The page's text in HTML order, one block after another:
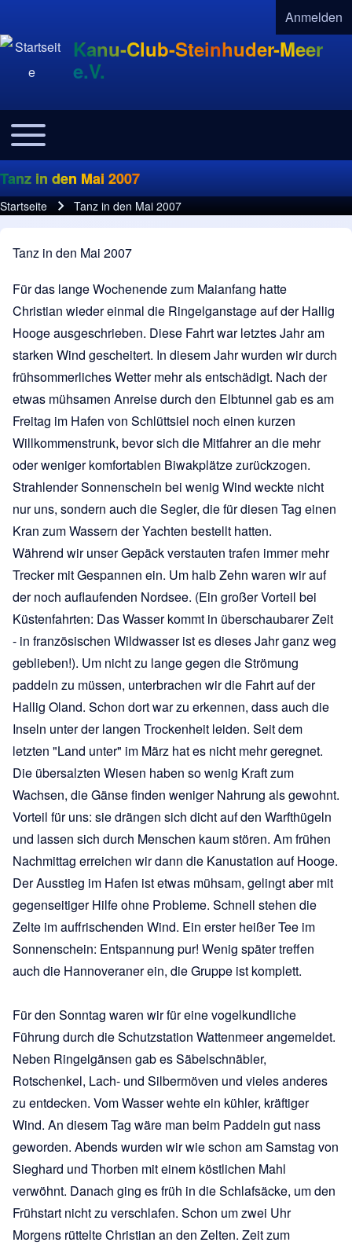
User
Anmelden
Kanu-Club-Steinhuder-Meer
e.V.
Navigation
Toggle main menu
Tanz in den Mai 2007
Pfadnavigation
Startseite Tanz in den Mai 2007
Tanz in den Mai 2007
Für das lange Wochenende zum Maianfang hatte
Christian wieder einmal die Ringelganstage auf der Hallig
Hooge ausgeschrieben. Diese Fahrt war letztes Jahr am
starken Wind gescheitert. In diesem Jahr wurden wir durch
frühsommerliches Wetter mehr als entschädigt. Nach der
etwas mühsamen Anreise durch den Elbtunnel gab es am
Freitag im Hafen von Schlüttsiel noch einen kurzen
Willkommenstrunk, bevor sich die Mitfahrer an die mehr
oder weniger komfortablen Biwakplätze zurückzogen.
Strahlender Sonnenschein bei wenig Wind weckte nicht
nur uns, sondern auch die Segler, die für diesen Tag einen
Kran zum Wassern der Yachten bestellt hatten.
Während wir unser Gepäck verstauten trafen immer mehr
Trecker mit Gespannen ein. Um halb Zehn waren wir auf
der noch auflaufenden Nordsee. (Ein großer Vorteil bei
Küstenfahrten: Das Wasser kommt in überschaubarer Zeit
- in französischen Wildwasser ist es dieses Jahr ganz weg
geblieben!). Um nicht zu lange gegen die Strömung
paddeln zu müssen, unterbrachen wir die Fahrt auf der
Hallig Oland. Schon dort war zu erkennen, dass auch die
Inseln unter der langen Trockenheit leiden. Seit dem
letzten "Land unter" im März hat es nicht mehr geregnet.
Die übersalzten Wiesen haben so wenig Kraft zum
Wachsen, die Gänse finden weniger Nahrung als gewohnt.
Vorteil für uns: sie drängen sich dicht auf den Warfthügeln
und lassen sich durch Menschen kaum stören. Am frühen
Nachmittag erreichen wir dann die Kanustation auf Hooge.
Der Ausstieg im Hafen ist etwas mühsam, gelingt aber mit
gegenseitiger Hilfe ohne Probleme. Schnell stehen die
Zelte im auffrischenden Wind. Ein erster heißer Tee im
Sonnenschein: Entspannung pur! Wenig später treffen
auch die Hannoveraner ein, die Gruppe ist komplett.
Für den Sonntag waren wir für eine vogelkundliche
Führung durch die Schutzstation Wattenmeer angemeldet.
Neben Ringelgänsen gab es Säbelschnäbler,
Rotschenkel, Lach- und Silbermöven und vieles anderes
zu entdecken. Vom Wasser wehte ein kühler, kräftiger
Wind. An diesem Tag wäre man beim Paddeln gut nass
geworden. Abends wurden wir wie schon am Samstag von
Sieghard und Thorben mit einem köstlichen Mahl
verwöhnt. Danach ging es früh in die Schlafsäcke, um den
Frühstart nicht zu verschlafen. Schon um zwei Uhr
Morgens rüttelte Christian an den Zelten. Zeit zum